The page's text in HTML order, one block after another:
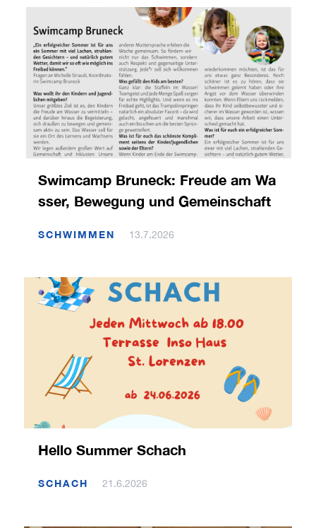
Swimcamp Bruneck: Freude am Wa
sser, Bewegung und Gemeinschaft
SCHWIMMEN 13.7.2026
Hello Summer Schach
SCHACH 21.6.2026